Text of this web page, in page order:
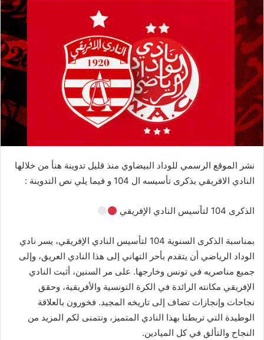
نشر الموقع الرسمي للوداد البيضاوي منذ قليل تدوينة هنأ من خلالها
النادي الافريقي بذكرى تأسيسه ال 104 و فيما يلي نص التدوينة :
الذكرى 104 لتأسيس النادي الإفريقي
بمناسبة الذكرى السنوية 104 لتأسيس النادي الإفريقي، يسر نادي
الوداد الرياضي أن يتقدم بأحر التهاني إلى هذا النادي العريق، وإلى
جميع مناصريه في تونس وخارجها. على مر السنين، أثبت النادي
الإفريقي مكانته الرائدة في الكرة التونسية والأفريقية، وحقق
نجاحات وإنجازات تضاف إلى تاريخه المجيد. فخورون بالعلاقة
الوطيدة التي تربطنا بهذا النادي المتميز، ونتمنى لكم المزيد من
النجاح والتألق في كل الميادين.